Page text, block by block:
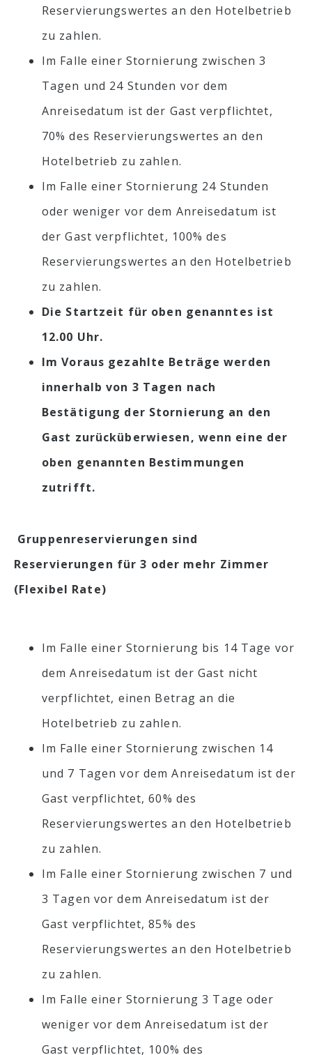
Reservierungswertes an den Hotelbetrieb
zu zahlen.
Im Falle einer Stornierung zwischen 3
Tagen und 24 Stunden vor dem
Anreisedatum ist der Gast verpflichtet,
70% des Reservierungswertes an den
Hotelbetrieb zu zahlen.
Im Falle einer Stornierung 24 Stunden
oder weniger vor dem Anreisedatum ist
der Gast verpflichtet, 100% des
Reservierungswertes an den Hotelbetrieb
zu zahlen.
Die Startzeit für oben genanntes ist
12.00 Uhr.
Im Voraus gezahlte Beträge werden
innerhalb von 3 Tagen nach
Bestätigung der Stornierung an den
Gast zurücküberwiesen, wenn eine der
oben genannten Bestimmungen
zutrifft.
Gruppenreservierungen sind
Reservierungen für 3 oder mehr Zimmer
(Flexibel Rate)
Im Falle einer Stornierung bis 14 Tage vor
dem Anreisedatum ist der Gast nicht
verpflichtet, einen Betrag an die
Hotelbetrieb zu zahlen.
Im Falle einer Stornierung zwischen 14
und 7 Tagen vor dem Anreisedatum ist der
Gast verpflichtet, 60% des
Reservierungswertes an den Hotelbetrieb
zu zahlen.
Im Falle einer Stornierung zwischen 7 und
3 Tagen vor dem Anreisedatum ist der
Gast verpflichtet, 85% des
Reservierungswertes an den Hotelbetrieb
zu zahlen.
Im Falle einer Stornierung 3 Tage oder
weniger vor dem Anreisedatum ist der
Gast verpflichtet, 100% des